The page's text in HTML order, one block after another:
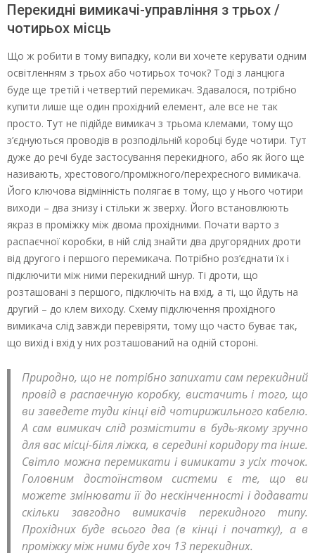
Перекидні вимикачі-управління з трьох /
чотирьох місць
Що ж робити в тому випадку, коли ви хочете керувати одним
освітленням з трьох або чотирьох точок? Тоді з ланцюга
буде ще третій і четвертий перемикач. Здавалося, потрібно
купити лише ще один прохідний елемент, але все не так
просто. Тут не підійде вимикач з трьома клемами, тому що
з’єднуються проводів в розподільній коробці буде чотири. Тут
дуже до речі буде застосування перекидного, або як його ще
називають, хрестового/проміжного/перехресного вимикача.
Його ключова відмінність полягає в тому, що у нього чотири
виходи – два знизу і стільки ж зверху. Його встановлюють
якраз в проміжку між двома прохідними. Почати варто з
распаєчної коробки, в ній слід знайти два другорядних дроти
від другого і першого перемикача. Потрібно роз’єднати їх і
підключити між ними перекидний шнур. Ті дроти, що
розташовані з першого, підключіть на вхід, а ті, що йдуть на
другий – до клем виходу. Схему підключення прохідного
вимикача слід завжди перевіряти, тому що часто буває так,
що вихід і вхід у них розташований на одній стороні.
Природно, що не потрібно запихати сам перекидний
провід в распаечную коробку, вистачить і того, що
ви заведете туди кінці від чотирижильного кабелю.
А сам вимикач слід розмістити в будь-якому зручно
для вас місці-біля ліжка, в середині коридору та інше.
Світло можна перемикати і вимикати з усіх точок.
Головним достоїнством системи є те, що ви
можете змінювати її до нескінченності і додавати
скільки завгодно вимикачів перекидного типу.
Прохідних буде всього два (в кінці і початку), а в
проміжку між ними буде хоч 13 перекидних.